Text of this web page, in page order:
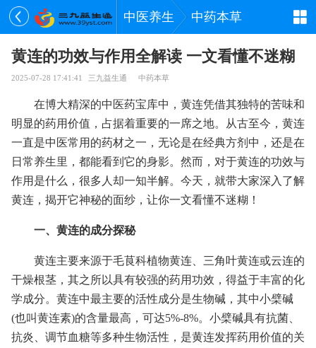
中医养生 中药本草
黄连的功效与作用全解读 一文看懂不迷糊
2025-07-28 17:41:41 三九益生通 中药本草
在博大精深的中医药宝库中，黄连凭借其独特的苦味和
明显的药用价值，占据着重要的一席之地。从古至今，黄连
一直是中医常用的药材之一，无论是在经典方剂中，还是在
日常养生里，都能看到它的身影。然而，对于黄连的功效与
作用是什么，很多人却一知半解。今天，就带大家深入了解
黄连，揭开它神秘的面纱，让你一文看懂不迷糊！
一、黄连的成分探秘
黄连主要来源于毛茛科植物黄连、三角叶黄连或云连的
干燥根茎，其之所以具有较强的药用功效，得益于丰富的化
学成分。黄连中最主要的活性成分是生物碱，其中小檗碱
(也叫黄连素)的含量最高，可达5%-8%。小檗碱具有抗菌、
抗炎、调节血糖等多种生物活性，是黄连发挥药用价值的关